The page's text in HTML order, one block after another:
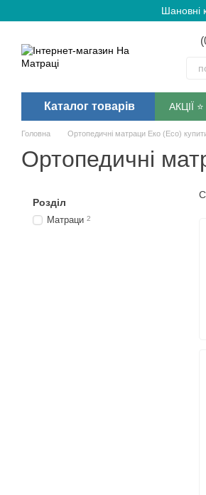
Шановні
Каталог товарів АКЦІЇ ⭐️
Головна Ортопедичні матраци Еко (Eco)
Ортопедичні
Розділ
Матраци 2